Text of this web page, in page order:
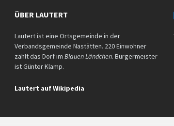
ÜBER LAUTERT
Lautert ist eine Ortsgemeinde in der
Verbandsgemeinde Nastätten. 220 Einwohner
zählt das Dorf im Blauen Ländchen. Bürgermeister
ist Günter Klamp.
Lautert auf Wikipedia